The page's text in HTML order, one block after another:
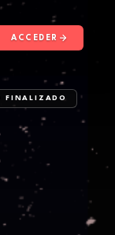
ACCEDER
FINALIZADO